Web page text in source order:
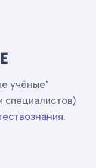
учёные"
специалистов)
.